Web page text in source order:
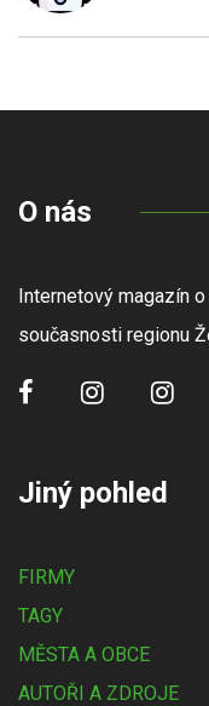
O nás
Internetový magazín
současnosti regionu
Jiný pohled
FIRMY
TAGY
MĚSTA A OBCE
AUTOŘI A ZDROJE